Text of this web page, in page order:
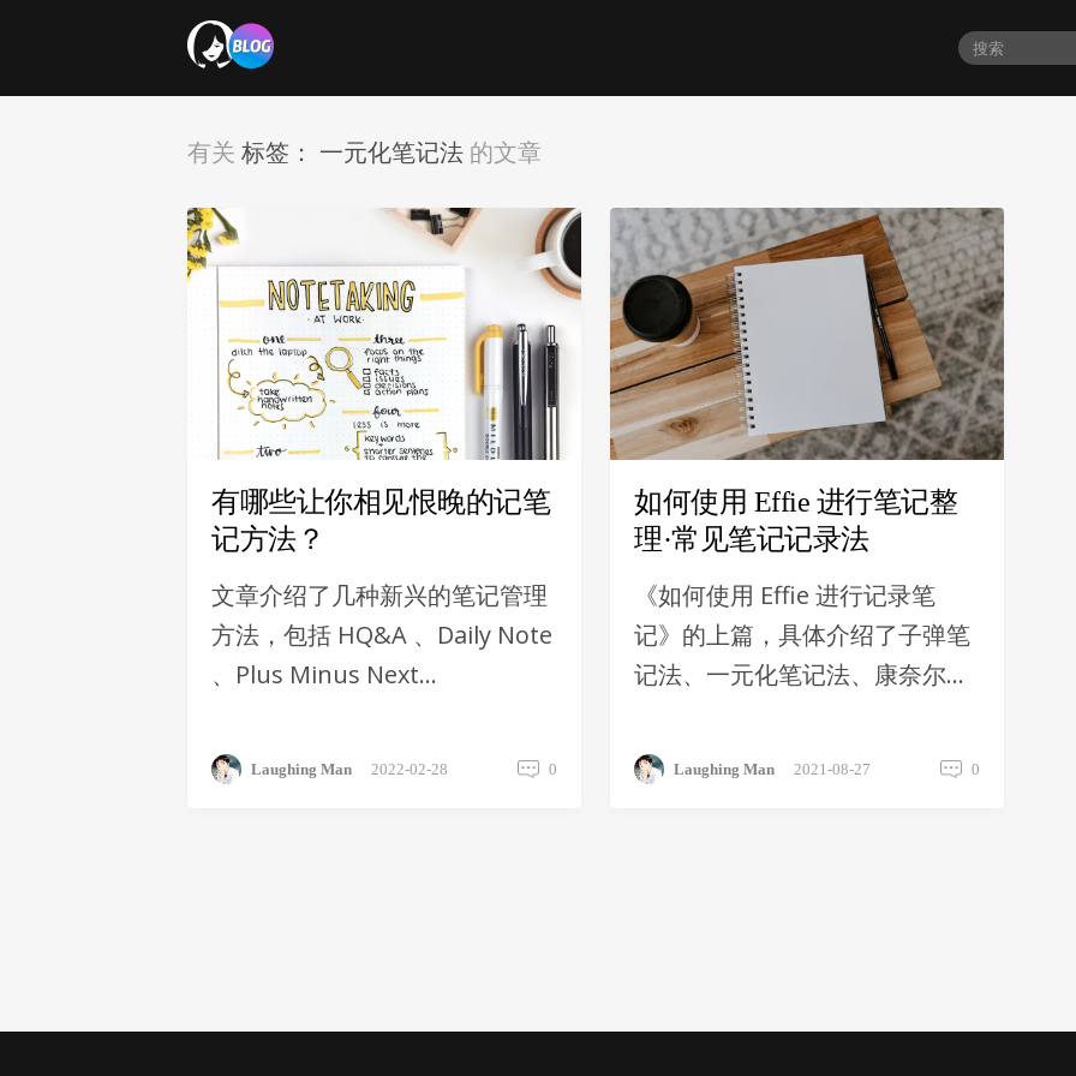
有关 标签： 一元化笔记法 的文章
有哪些让你相见恨晚的记笔
记方法？
文章介绍了几种新兴的笔记管理
方法，包括 HQ&A 、Daily Note
、Plus Minus Next
Laughing Man 2022-02-28 0
如何使用 Effie 进行笔记整
理·常见笔记记录法
《如何使用 Effie 进行记录笔
记》的上篇，具体介绍了子弹笔
记法、一元化笔记法、康奈尔笔
记记录方法。
Laughing Man 2021-08-27 0